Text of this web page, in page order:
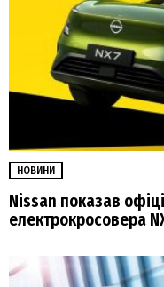
НОВИНИ
Nissan показав
електрокросовера